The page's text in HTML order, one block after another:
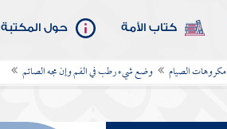
كتاب الأمة حول المكتبة
مكروهات الصيام وضع شيء رطب في الفم وإن مجه الصائم